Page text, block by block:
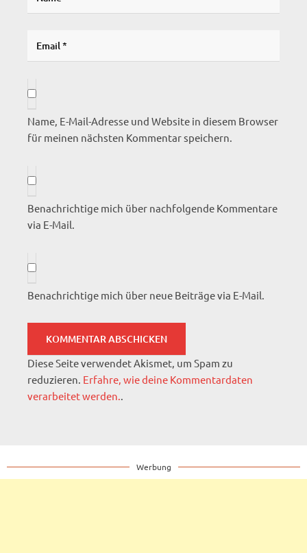
Name, E-Mail-Adresse und Website in diesem Browser
für meinen nächsten Kommentar speichern.
Benachrichtige mich über nachfolgende Kommentare
via E-Mail.
Benachrichtige mich über neue Beiträge via E-Mail.
Diese Seite verwendet Akismet, um Spam zu
reduzieren. Erfahre, wie deine Kommentardaten
verarbeitet werden..
Werbung